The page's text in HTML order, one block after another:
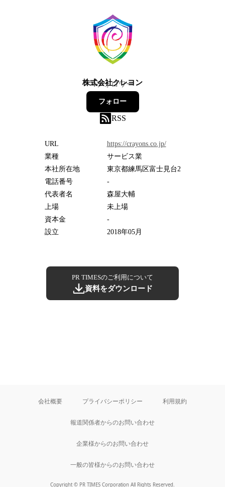
株式会社クレヨン
4フォロワー
フォロー
RSS
URL
https://crayons.co.jp/
業種
サービス業
本社所在地
東京都練馬区富士見台2
電話番号
-
代表者名
森屋大輔
上場
未上場
資本金
-
設立
2018年05月
PR TIMESのご利用について
資料をダウンロード
会社概要 プライバシーポリシー 利用規約
報道関係者からのお問い合わせ
企業様からのお問い合わせ
一般の皆様からのお問い合わせ
Copyright © PR TIMES Corporation All Rights Reserved.